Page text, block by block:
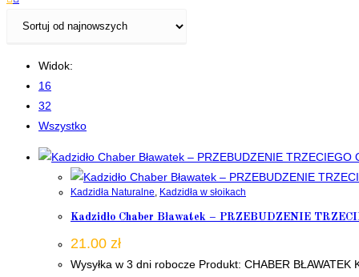
Widok:
16
32
Wszystko
Kadzidła Naturalne, Kadzidła w słoikach
Kadzidło Chaber Bławatek – PRZEBUDZENIE
21.00 zł
Wysyłka w 3 dni robocze Produkt: CHABER